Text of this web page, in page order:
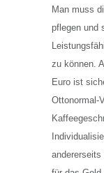
Man muss
pflegen und
zu können.
Euro ist
Ottonormal-
andererseits